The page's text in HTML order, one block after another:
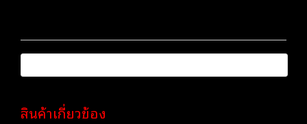
สินค้าเกี่ยวข้อง